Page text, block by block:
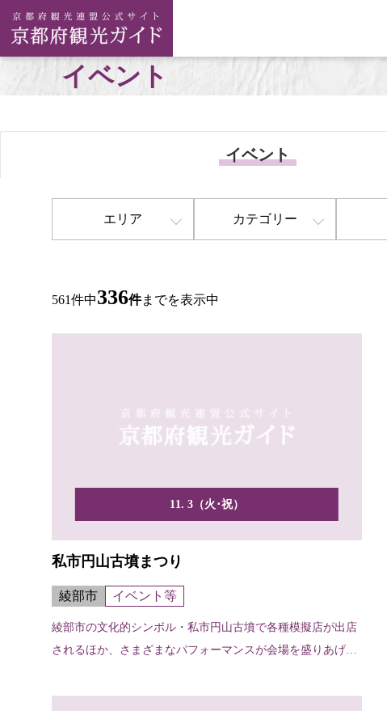
イベント
イベント
エリア カテゴリー
561件中336件までを表示中
11. 3（火･祝）
私市円山古墳まつり
綾部市 イベント等
綾部市の文化的シンボル・私市円山古墳で各種模擬店が出店
されるほか、さまざまなパフォーマンスが会場を盛りあげま